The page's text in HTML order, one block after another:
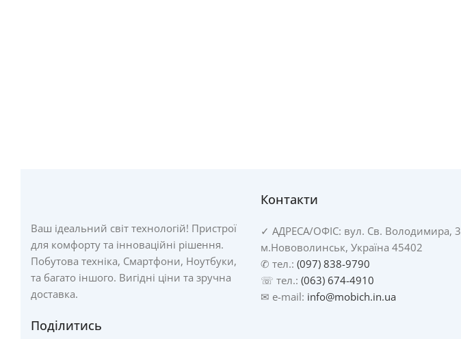
Ваш ідеальний світ технологій! Пристрої
для комфорту та інноваційні рішення.
Побутова техніка, Смартфони, Ноутбуки,
та багато іншого. Вигідні ціни та зручна
доставка.
Поділитись
Контакти
✓ АДРЕСА/ОФІС: вул. Св. Володимира, 3
м.Нововолинськ, Україна 45402
✆ тел.: (097) 838-9790
☏ тел.: (063) 674-4910
✉ e-mail: info@mobich.in.ua